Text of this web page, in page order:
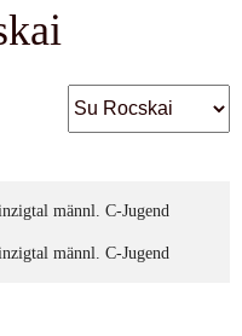
männl. C-Jugend
männl. C-Jugend